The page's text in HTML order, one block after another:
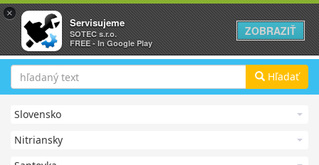
Hľadať
×
Servisujeme
SOTEC s.r.o.
FREE - In Google Play
ZOBRAZIŤ